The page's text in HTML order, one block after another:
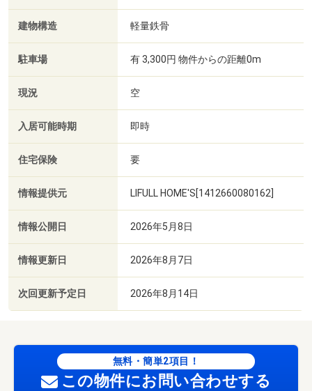
建物構造 軽量鉄骨
駐車場 有 3,300円 物件からの距離0m
現況 空
入居可能時期 即時
住宅保険 要
情報提供元 LIFULL HOME'S[1412660080162]
情報公開日 2026年5月8日
情報更新日 2026年8月7日
次回更新予定日 2026年8月14日
無料・簡単2項目！
この物件にお問い合わせする